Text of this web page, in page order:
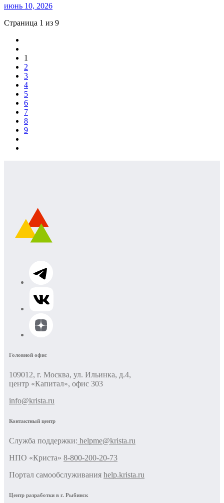
июнь 10, 2026
Страница 1 из 9
1
2
3
4
5
6
7
8
9
Головной офис
109012, г. Москва, ул. Ильинка, д.4,
центр «Капитал», офис 303
info@krista.ru
Контактный центр
Cлужба поддержки: helpme@krista.ru
НПО «Криста» 8-800-200-20-73
Портал самообслуживания help.krista.ru
Центр разработки в г. Рыбинск